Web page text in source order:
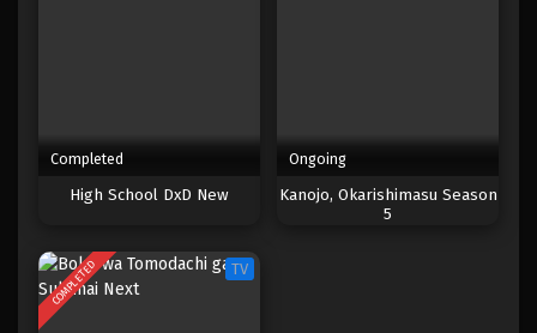
Completed
High School DxD New
Ongoing
Kanojo, Okarishimasu Season
5
COMPLETED TV